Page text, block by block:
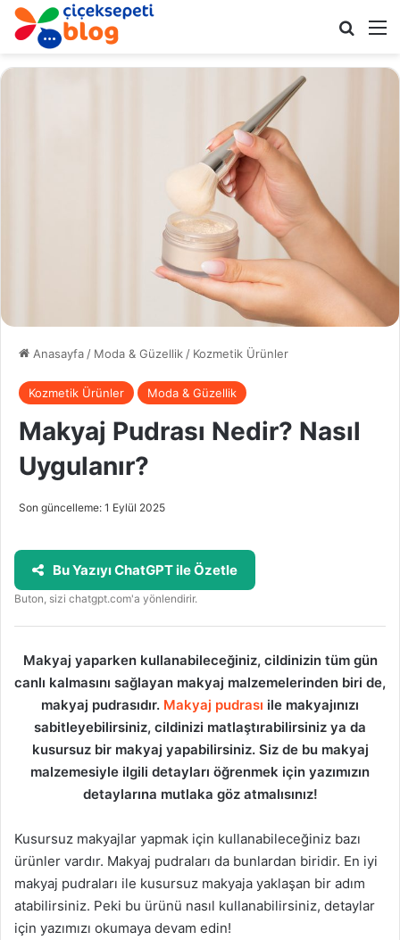
Anasayfa / Moda & Güzellik / Kozmetik Ürünler
Kozmetik Ürünler Moda & Güzellik
Makyaj Pudrası Nedir? Nasıl
Uygulanır?
Son güncelleme: 1 Eylül 2025
Bu Yazıyı ChatGPT ile Özetle
Buton, sizi chatgpt.com'a yönlendirir.
Makyaj yaparken kullanabileceğiniz, cildinizin tüm gün
canlı kalmasını sağlayan makyaj malzemelerinden biri de,
makyaj pudrasıdır. Makyaj pudrası ile makyajınızı
sabitleyebilirsiniz, cildinizi matlaştırabilirsiniz ya da
kusursuz bir makyaj yapabilirsiniz. Siz de bu makyaj
malzemesiyle ilgili detayları öğrenmek için yazımızın
detaylarına mutlaka göz atmalısınız!
Kusursuz makyajlar yapmak için kullanabileceğiniz bazı
ürünler vardır. Makyaj pudraları da bunlardan biridir. En iyi
makyaj pudraları ile kusursuz makyaja yaklaşan bir adım
atabilirsiniz. Peki bu ürünü nasıl kullanabilirsiniz, detaylar
için yazımızı okumaya devam edin!